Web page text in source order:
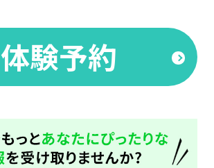
体験予約
foreigners
Central
website
is